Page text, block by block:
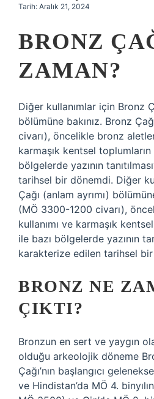
Tarih: Aralık 21, 2024
BRONZ
ZAMAN?
Diğer kullanımlar için Bronz
bölümüne bakınız. Bronz
civarı), öncelikle bronz
karmaşık kentsel
bölgelerde yazının
tarihsel bir dönemdi. Diğer
Çağı (anlam ayrımı)
(MÖ 3300-1200 civarı),
kullanımı ve karmaşık
ile bazı bölgelerde yazının
karakterize edilen tarihsel
BRONZ NE
ÇIKTI?
Bronzun en sert ve yaygın
olduğu arkeolojik döneme
Çağı’nın başlangıcı
ve Hindistan’da MÖ 4.